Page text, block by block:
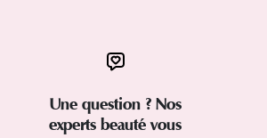
Une question ? Nos
experts beauté vous